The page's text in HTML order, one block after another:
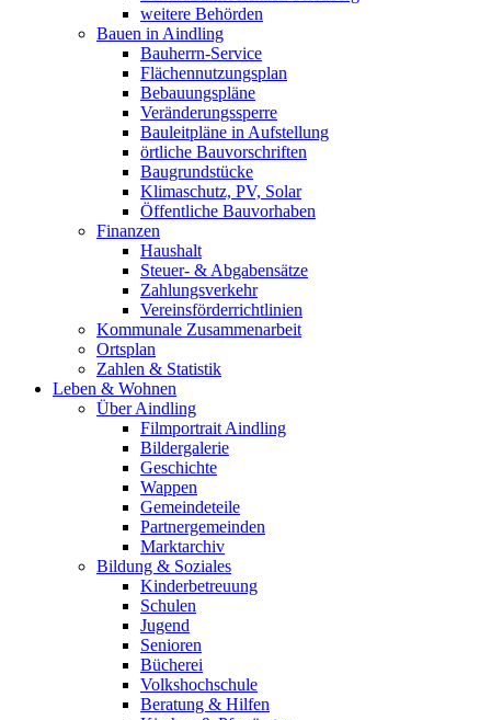
weitere Behörden
Bauen in Aindling
Bauherrn-Service
Flächennutzungsplan
Bebauungspläne
Veränderungssperre
Bauleitpläne in Aufstellung
örtliche Bauvorschriften
Baugrundstücke
Klimaschutz, PV, Solar
Öffentliche Bauvorhaben
Finanzen
Haushalt
Steuer- & Abgabensätze
Zahlungsverkehr
Vereinsförderrichtlinien
Kommunale Zusammenarbeit
Ortsplan
Zahlen & Statistik
Leben & Wohnen
Über Aindling
Filmportrait Aindling
Bildergalerie
Geschichte
Wappen
Gemeindeteile
Partnergemeinden
Marktarchiv
Bildung & Soziales
Kinderbetreuung
Schulen
Jugend
Senioren
Bücherei
Volkshochschule
Beratung & Hilfen